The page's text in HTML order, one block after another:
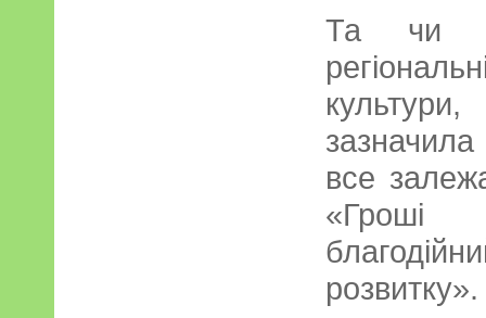
Та чи
все
«Гроші